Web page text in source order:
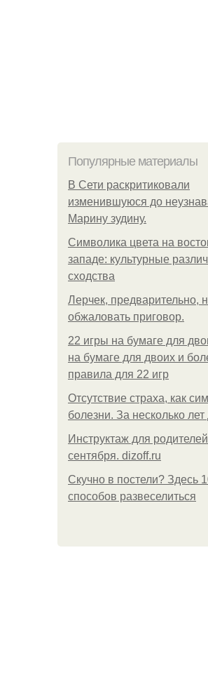
Популярные материалы
В Сети раскритиковали
изменившуюся до
Марину зудину.
Символика цвета на
западе: культурные
сходства
Лерчек, предварительно,
обжаловать приговор.
22 игры на бумаге для
на бумаге для двоих и
правила для 22 игр
Отсутствие страха, как
болезни. За несколько лет
Инструктаж для
сентября. dizoff.ru
Скучно в постели? Здесь
способов развеселиться